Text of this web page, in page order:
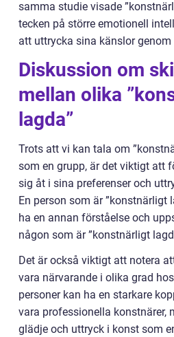
samma studie visade
tecken på större emotionell
att uttrycka sina känslor genom
Diskussion om
mellan olika
lagda”
Trots att vi kan tala om
som en grupp, är det viktigt att
sig åt i sina preferenser och
En person som är ”konstnärligt
ha en annan förståelse och
någon som är ”konstnärligt
Det är också viktigt att notera
vara närvarande i olika grad
personer kan ha en starkare
vara professionella konstnärer,
glädje och uttryck i konst som